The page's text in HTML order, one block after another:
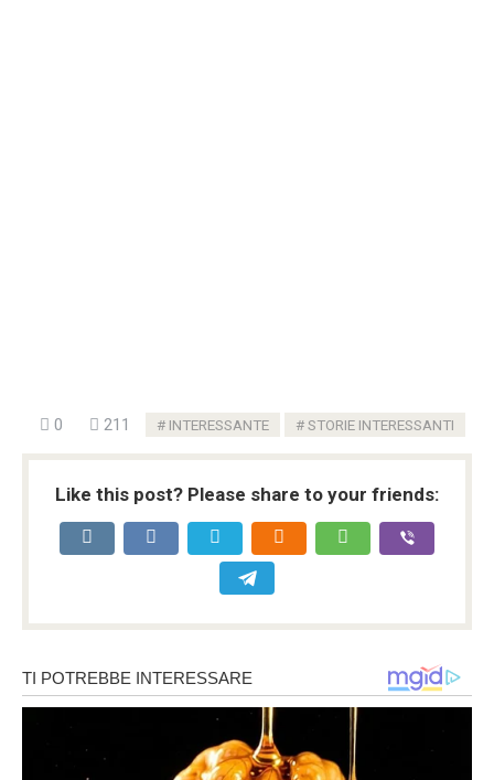
0 211 INTERESSANTE STORIE INTERESSANTI
Like this post? Please share to your friends: